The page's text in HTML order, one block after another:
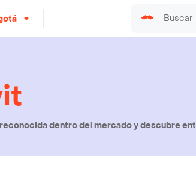
dentro del mercado y descubre